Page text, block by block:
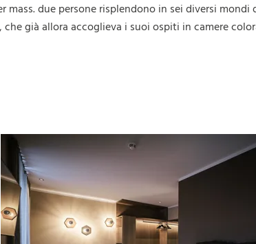
mass. due persone risplendono in sei diversi mondi
già allora accoglieva i suoi ospiti in camere